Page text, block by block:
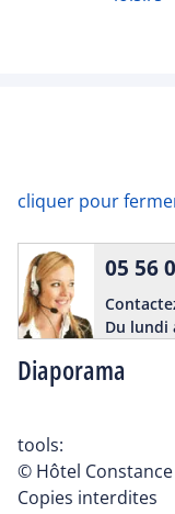
cliquer pour
Diaporama
05 56
Du lundi
tools:
© Hôtel
Copies interdites